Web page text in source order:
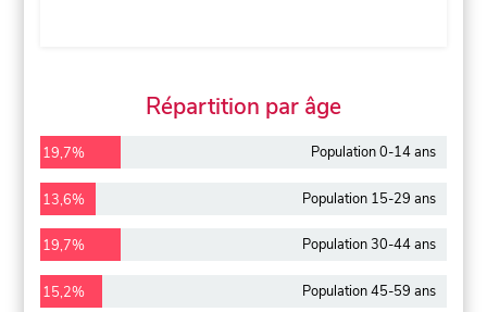
Répartition par âge
19,7% Population 0-14 ans
13,6% Population 15-29 ans
19,7% Population 30-44 ans
15,2% Population 45-59 ans